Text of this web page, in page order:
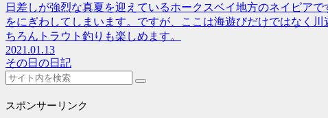
日差しが強烈な真夏を迎えているホークスベイ地方のネイピア
をにぎわしてしまいます。ですが、ここは海遊びだけではなく
ちろんトラウト釣りも楽しめます。
2021.01.13
その日の日記
スポンサーリンク